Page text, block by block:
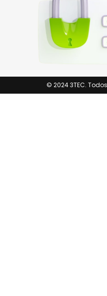
© 2024 3TEC.